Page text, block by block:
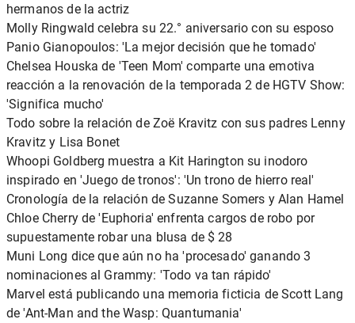
hermanos de la actriz
Molly Ringwald celebra su 22.° aniversario con su esposo
Panio Gianopoulos: 'La mejor decisión que he tomado'
Chelsea Houska de 'Teen Mom' comparte una emotiva
reacción a la renovación de la temporada 2 de HGTV Show:
'Significa mucho'
Todo sobre la relación de Zoë Kravitz con sus padres Lenny
Kravitz y Lisa Bonet
Whoopi Goldberg muestra a Kit Harington su inodoro
inspirado en 'Juego de tronos': 'Un trono de hierro real'
Cronología de la relación de Suzanne Somers y Alan Hamel
Chloe Cherry de 'Euphoria' enfrenta cargos de robo por
supuestamente robar una blusa de $ 28
Muni Long dice que aún no ha 'procesado' ganando 3
nominaciones al Grammy: 'Todo va tan rápido'
Marvel está publicando una memoria ficticia de Scott Lang
de 'Ant-Man and the Wasp: Quantumania'